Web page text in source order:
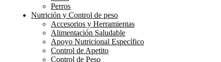
Perros
Nutrición y Control de peso
Accesorios y Herramientas
Alimentación Saludable
Apoyo Nutricional Específico
Control de Apetito
Control de Peso